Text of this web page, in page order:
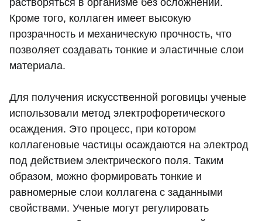
растворяться в организме без осложнений.
Кроме того, коллаген имеет высокую
прозрачность и механическую прочность, что
позволяет создавать тонкие и эластичные слои
материала.
Для получения искусственной роговицы ученые
использовали метод электрофоретического
осаждения. Это процесс, при котором
коллагеновые частицы осаждаются на электрод
под действием электрического поля. Таким
образом, можно формировать тонкие и
равномерные слои коллагена с заданными
свойствами. Ученые могут регулировать